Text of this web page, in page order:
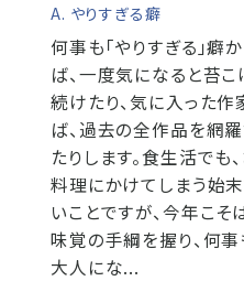
A. やりすぎる癖
何事も「やりすぎる」癖
ば、一度気になると苔
続けたり、気に入った
ば、過去の全作品を網
たりします。食生活でも
料理にかけてしまう始
いことですが、今年こ
味覚の手綱を握り、何事
大人にな...